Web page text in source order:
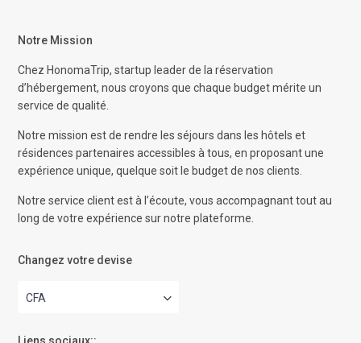
Notre Mission
Chez HonomaTrip, startup leader de la réservation
d’hébergement, nous croyons que chaque budget mérite un
service de qualité.
Notre mission est de rendre les séjours dans les hôtels et
résidences partenaires accessibles à tous, en proposant une
expérience unique, quelque soit le budget de nos clients.
Notre service client est à l’écoute, vous accompagnant tout au
long de votre expérience sur notre plateforme.
Changez votre devise
CFA